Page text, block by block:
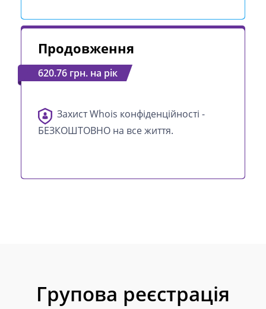
Продовження
620.76 грн. на рік
Захист Whois конфіденційності -
БЕЗКОШТОВНО на все життя.
Групова реєстрація